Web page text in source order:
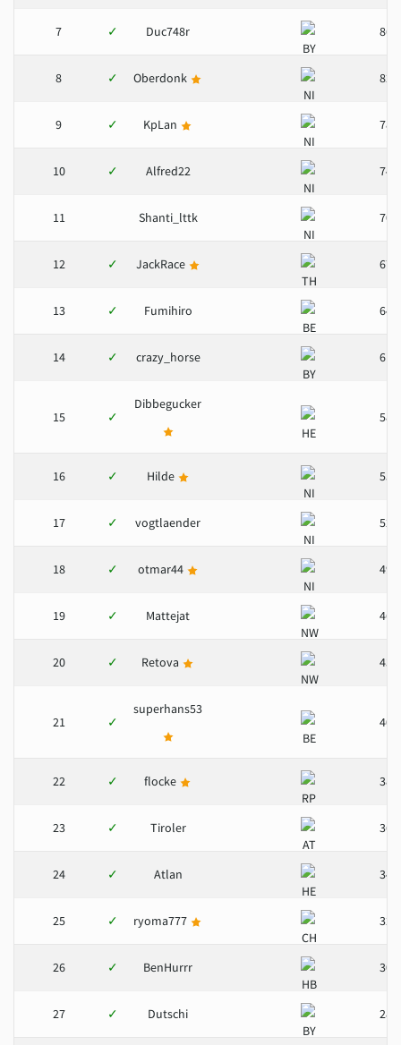
7 ✓ Duc748r 86
8 ✓ Oberdonk 82
9 ✓ KpLan 78
10 ✓ Alfred22 74
11 Shanti_lttk 70
12 ✓ JackRace 67
13 ✓ Fumihiro 64
14 ✓ crazy_horse 61
15 ✓
Dibbegucker
58
16 ✓ Hilde 55
17 ✓ vogtlaender 52
18 ✓ otmar44 49
19 ✓ Mattejat 46
20 ✓ Retova 43
21 ✓
superhans53
40
22 ✓ flocke 38
23 ✓ Tiroler 36
24 ✓ Atlan 34
25 ✓ ryoma777 32
26 ✓ BenHurrr 30
27 ✓ Dutschi 28